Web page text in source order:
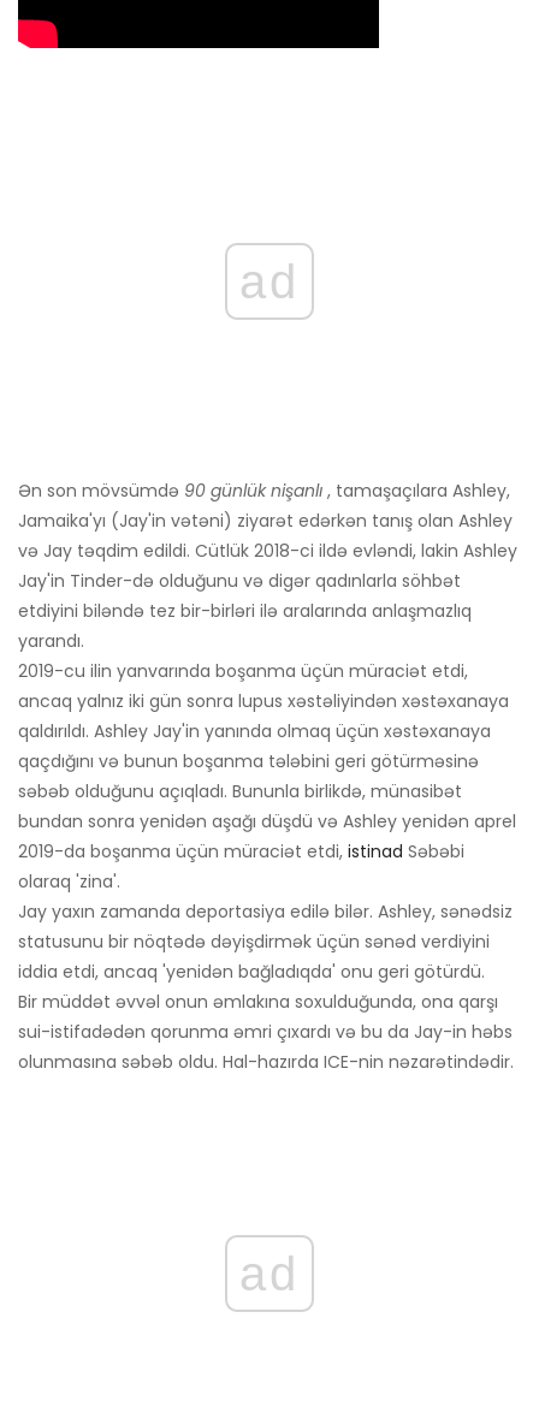
ad
Ən son mövsümdə 90 günlük nişanlı , tamaşaçılara Ashley,
Jamaika'yı (Jay'in vətəni) ziyarət edərkən tanış olan Ashley
və Jay təqdim edildi. Cütlük 2018-ci ildə evləndi, lakin Ashley
Jay'in Tinder-də olduğunu və digər qadınlarla söhbət
etdiyini biləndə tez bir-birləri ilə aralarında anlaşmazlıq
yarandı.
2019-cu ilin yanvarında boşanma üçün müraciət etdi,
ancaq yalnız iki gün sonra lupus xəstəliyindən xəstəxanaya
qaldırıldı. Ashley Jay'in yanında olmaq üçün xəstəxanaya
qaçdığını və bunun boşanma tələbini geri götürməsinə
səbəb olduğunu açıqladı. Bununla birlikdə, münasibət
bundan sonra yenidən aşağı düşdü və Ashley yenidən aprel
2019-da boşanma üçün müraciət etdi, istinad Səbəbi
olaraq 'zina'.
Jay yaxın zamanda deportasiya edilə bilər. Ashley, sənədsiz
statusunu bir nöqtədə dəyişdirmək üçün sənəd verdiyini
iddia etdi, ancaq 'yenidən bağladıqda' onu geri götürdü.
Bir müddət əvvəl onun əmlakına soxulduğunda, ona qarşı
sui-istifadədən qorunma əmri çıxardı və bu da Jay-in həbs
olunmasına səbəb oldu. Hal-hazırda ICE-nin nəzarətindədir.
ad